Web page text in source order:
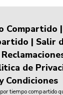
Compartido |
| Salir
de
Condiciones
tiempo compartido